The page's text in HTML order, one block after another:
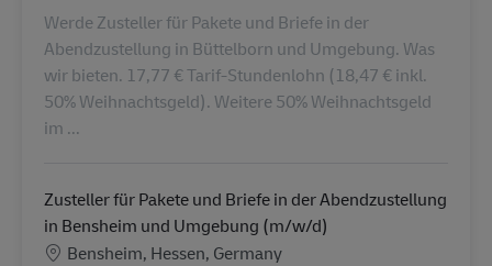
Werde Zusteller für Pakete und Briefe in der
Abendzustellung in Büttelborn und Umgebung. Was
wir bieten. 17,77 € Tarif-Stundenlohn (18,47 € inkl.
50% Weihnachtsgeld). Weitere 50% Weihnachtsgeld
im ...
Zusteller für Pakete und Briefe in der Abendzustellung
in Bensheim und Umgebung (m/w/d)
Location
Bensheim, Hessen, Germany